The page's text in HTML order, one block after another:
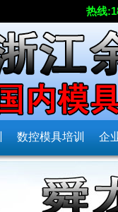
热线
数控模具培训 企